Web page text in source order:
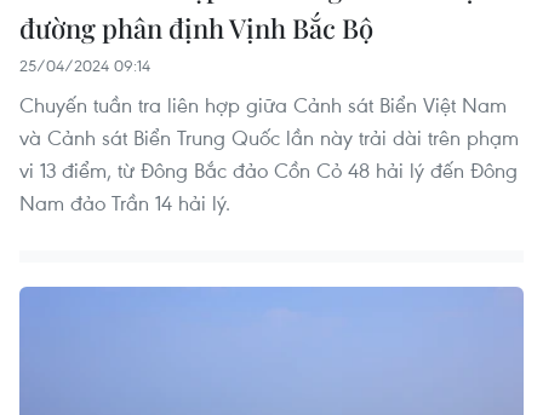
đường phân định Vịnh Bắc Bộ
25/04/2024 09:14
Chuyến tuần tra liên hợp giữa Cảnh sát Biển Việt Nam
và Cảnh sát Biển Trung Quốc lần này trải dài trên phạm
vi 13 điểm, từ Đông Bắc đảo Cồn Cỏ 48 hải lý đến Đông
Nam đảo Trần 14 hải lý.